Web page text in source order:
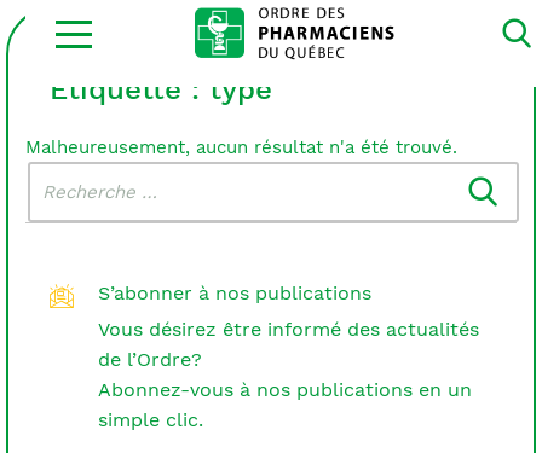
Ouvrir
la
site
Étiquette : type
Malheureusement, aucun résultat n'a été trouvé.
dans
le
S’abonner à nos publications
Vous désirez être informé des actualités
de l’Ordre?
Abonnez-vous à nos publications en un
simple clic.